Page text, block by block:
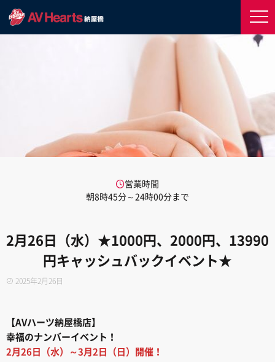
営業時間
朝8時45分～24時00分まで
2月26日（水）★1000円、2000円、13990
円キャッシュバックイベント★
2025年2月26日
【AVハーツ納屋橋店】
幸福のナンバーイベント！
2月26日（水）～3月2日（日）開催！